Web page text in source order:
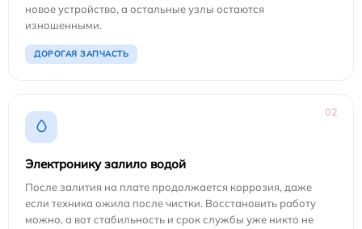
новое устройство, а остальные узлы остаются
изношенными.
ДОРОГАЯ ЗАПЧАСТЬ
02
Электронику залило водой
После залития на плате продолжается коррозия, даже
если техника ожила после чистки. Восстановить работу
можно, а вот стабильность и срок службы уже никто не